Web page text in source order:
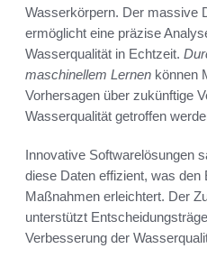
Wasserkörpern. Der massive
ermöglicht eine präzise
Wasserqualität in Echtzeit.
maschinellem Lernen können
Vorhersagen über zukünftige
Wasserqualität getroffen
Innovative Softwarelösungen
diese Daten effizient, was den
Maßnahmen erleichtert. Der
unterstützt
Verbesserung der